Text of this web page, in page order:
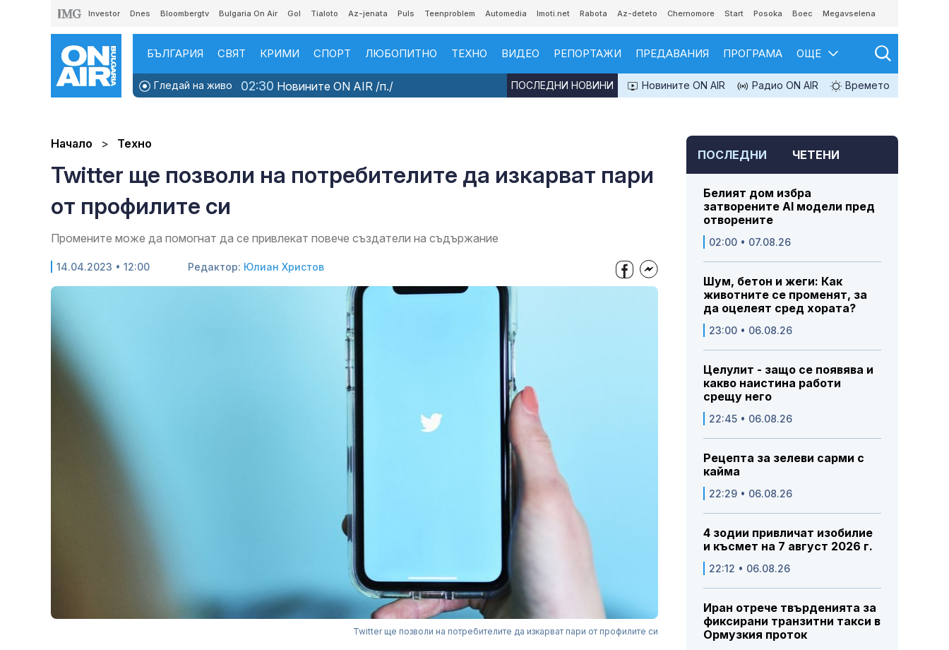
Investor Dnes Bloombergtv Bulgaria On Air Gol Tialoto Az-jenata Puls Teenproblem Automedia Imoti.net Rabota Az-deteto Chernomore Start Posoka Boec Megavselena
БЪЛГАРИЯ СВЯТ КРИМИ СПОРТ ЛЮБОПИТНО ТЕХНО ВИДЕО РЕПОРТАЖИ ПРЕДАВАНИЯ ПРОГРАМА ОЩЕ
Гледай на живо 02:30 Новините ON AIR /п./ Новините ON AIR Радио ON AIR Времето
ПОСЛЕДНИ НОВИНИ
Начало Техно
Twitter ще позволи на потребителите да изкарват пари
от профилите си
Промените може да помогнат да се привлекат повече създатели на съдържание
14.04.2023 • 12:00 Редактор: Юлиан Христов
Twitter ще позволи на потребителите да изкарват пари от профилите си
ПОСЛЕДНИ ЧЕТЕНИ
Белият дом избра
затворените AI модели пред
отворените
02:00 • 07.08.26
Шум, бетон и жеги: Как
животните се променят, за
да оцелеят сред хората?
23:00 • 06.08.26
Целулит - защо се появява и
какво наистина работи
срещу него
22:45 • 06.08.26
Рецепта за зелеви сарми с
кайма
22:29 • 06.08.26
4 зодии привличат изобилие
и късмет на 7 август 2026 г.
22:12 • 06.08.26
Иран отрече твърденията за
фиксирани транзитни такси в
Ормузкия проток